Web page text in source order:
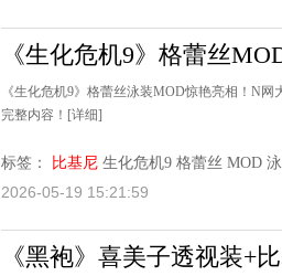
《生化危机9》格蕾丝
《生化危机9》格蕾丝泳装MOD惊艳亮相！N
完整内容！ [详细]
标签： 比基尼 生化危机9 格蕾丝 MOD
2026-05-19 15:21:59
《黑袍》喜美子透视装+